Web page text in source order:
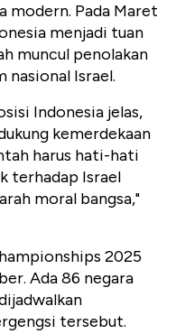
modern. Pada Maret
menjadi tuan
muncul penolakan
Israel.
Indonesia jelas,
kemerdekaan
harus hati-hati
terhadap Israel
moral bangsa,"
2025
Ada 86 negara
tersebut.